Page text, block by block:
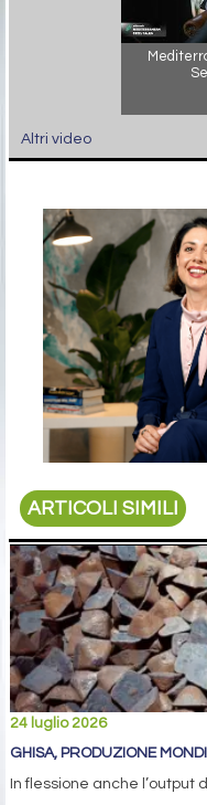
Altri video
ARTICOLI SIMILI
24 luglio 2026
GHISA, PRODUZIONE
In flessione anche l’output